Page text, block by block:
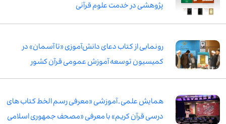
پژوهشی در خدمت علوم قرآنی
رونمایی از کتاب دعای دانش‌آموزی «تا آسمان» در
کمیسیون توسعه آموزش عمومی قرآن کشور
همایش علمی ـ آموزشی «معرفی رسم الخط کتاب های
درسی قرآن کریم» با معرفی «مصحف جمهوری اسلامی